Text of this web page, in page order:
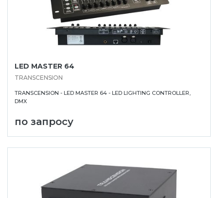
LED MASTER 64
TRANSCENSION
TRANSCENSION - LED MASTER 64 - LED LIGHTING CONTROLLER,
DMX
по запросу